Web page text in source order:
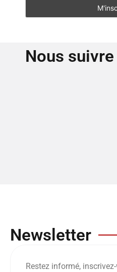
Nous suivre
Newsletter
Restez informé,